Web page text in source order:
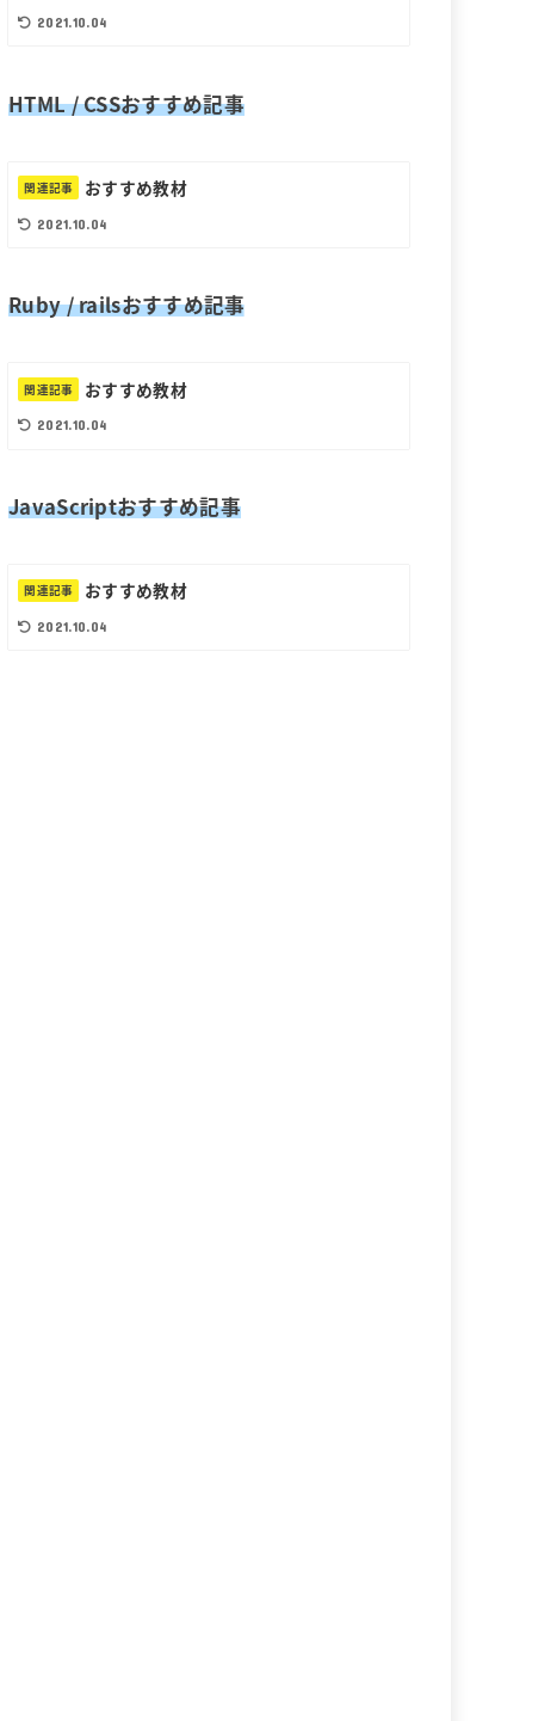
2021.10.04
HTML / CSSおすすめ記事
関連記事 おすすめ教材
2021.10.04
Ruby / railsおすすめ記事
関連記事 おすすめ教材
2021.10.04
JavaScriptおすすめ記事
関連記事 おすすめ教材
2021.10.04